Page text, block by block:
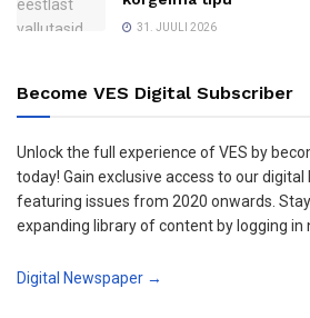
31. JUULI 2026
Become VES Digital Subscriber
Unlock the full experience of VES by
today! Gain exclusive access to our digital
featuring issues from 2020 onwards.
expanding library of content by logging in
Digital Newspaper →